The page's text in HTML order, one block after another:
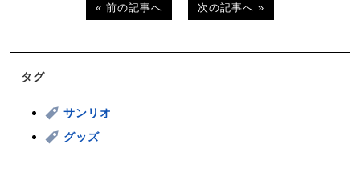
« 前の記事へ 次の記事へ »
タグ
サンリオ
グッズ